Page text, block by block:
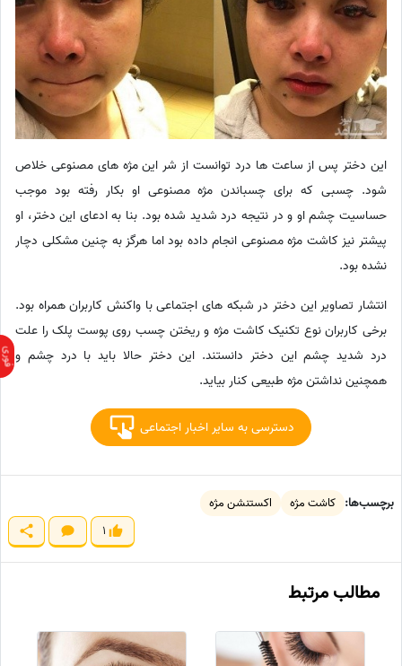
این دختر پس از ساعت ها درد توانست از شر این مژه های مصنوعی خلاص
شود. چسبی که برای چسباندن مژه مصنوعی او بکار رفته بود موجب
حساسیت چشم او و در نتیجه درد شدید شده بود. بنا به ادعای این دختر، او
پیشتر نیز کاشت مژه مصنوعی انجام داده بود اما هرگز به چنین مشکلی دچار
نشده بود.
انتشار تصاویر این دختر در شبکه های اجتماعی با واکنش کاربران همراه بود.
برخی کاربران نوع تکنیک کاشت مژه و ریختن چسب روی پوست پلک را علت
درد شدید چشم این دختر دانستند. این دختر حالا باید با درد چشم و
همچنین نداشتن مژه طبیعی کنار بیاید.
دسترسی به سایر اخبار اجتماعی
برچسب‌ها: کاشت مژه
اکستنشن مژه
1
مطالب مرتبط